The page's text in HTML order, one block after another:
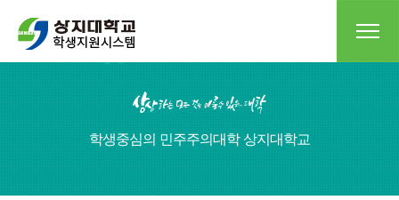
학생중심의 민주주의대학 상지대학교